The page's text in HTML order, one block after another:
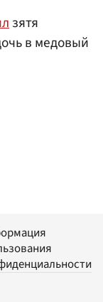
зятя
в медовый